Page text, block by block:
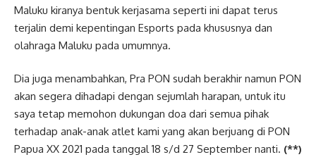
Maluku kiranya bentuk kerjasama seperti ini dapat terus
terjalin demi kepentingan Esports pada khususnya dan
olahraga Maluku pada umumnya.
Dia juga menambahkan, Pra PON sudah berakhir namun PON
akan segera dihadapi dengan sejumlah harapan, untuk itu
saya tetap memohon dukungan doa dari semua pihak
terhadap anak-anak atlet kami yang akan berjuang di PON
Papua XX 2021 pada tanggal 18 s/d 27 September nanti. (**)